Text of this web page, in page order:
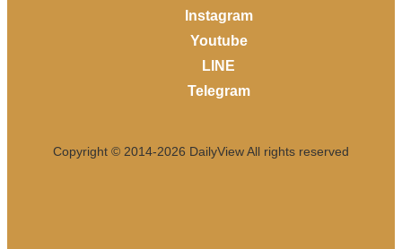
Instagram
Youtube
LINE
Telegram
Copyright © 2014-2026 DailyView All rights reserved